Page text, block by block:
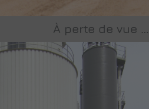
À perte de vue …